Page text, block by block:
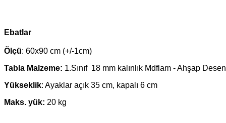
Ebatlar
Ölçü: 60x90 cm (+/-1cm)
Tabla Malzeme: 1.Sınıf 18 mm kalınlık Mdflam - Ahşap
Yükseklik: Ayaklar açık 35 cm, kapalı 6 cm
Maks. yük: 20 kg